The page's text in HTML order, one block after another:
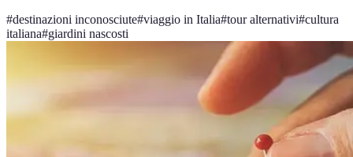
#destinazioni inconosciute#viaggio in Italia#tour alternativi#cultura
italiana#giardini nascosti